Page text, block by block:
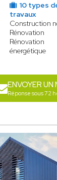
10 types
travaux
Construction
Rénovation
Rénovation
énergétique
ENVOYER UN
Réponse sous 72